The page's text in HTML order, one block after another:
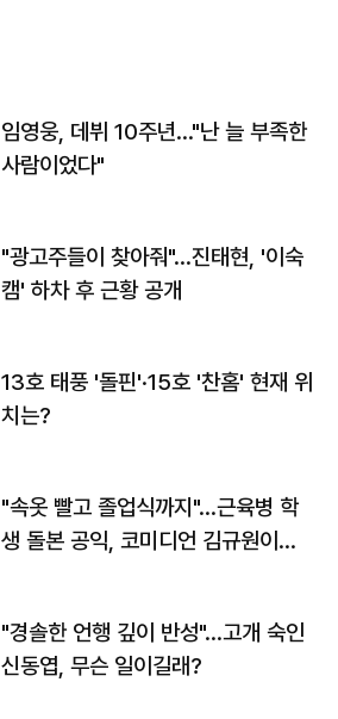
임영웅, 데뷔 10주년…"난 늘 부족한
사람이었다"
"광고주들이 찾아줘"…진태현, '이숙
캠' 하차 후 근황 공개
13호 태풍 '돌핀'·15호 '찬홈' 현재 위
치는?
"속옷 빨고 졸업식까지"…근육병 학
생 돌본 공익, 코미디언 김규원이었
"경솔한 언행 깊이 반성"…고개 숙인
신동엽, 무슨 일이길래?